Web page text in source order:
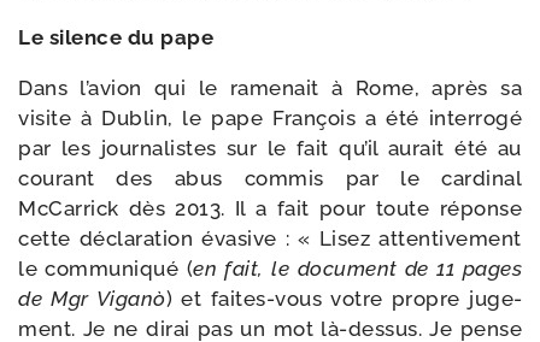
Le silence du pape
Dans l’avion qui le rame­nait à Rome, après sa
visite à Dublin, le pape François a été inter­ro­gé
par les jour­na­listes sur le fait qu’il aurait été au
cou­rant des abus com­mis par le car­di­nal
McCarrick dès 2013. Il a fait pour toute réponse
cette décla­ra­tion éva­sive : « Lisez atten­ti­ve­ment
le com­mu­ni­qué (en fait, le docu­ment de 11 pages
de Mgr Viganò) et faites-​vous votre propre juge­
ment. Je ne dirai pas un mot là-​dessus. Je pense